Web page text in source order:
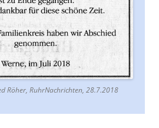
Röher, RuhrNachrichten, 28.7.2018